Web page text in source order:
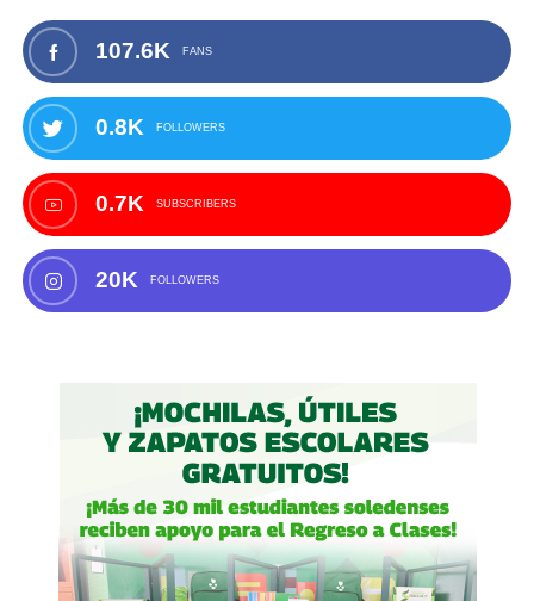
107.6K FANS
0.8K FOLLOWERS
0.7K SUBSCRIBERS
20K FOLLOWERS